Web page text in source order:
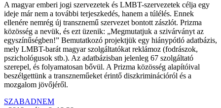
A magyar emberi jogi szervezetek és LMBT-szervezetek célja egy
ideje már nem a további terjeszkedés, hanem a túlélés. Ennek
ellenére nemrég új transznemű szervezet bontott zászlót. Prizma
közösség a nevük, és ezt üzenik: „Megmutatjuk a szivárványt az
egyszínűségben!” Bemutatkozó projektjük egy hiánypótló adatbázis,
mely LMBT-barát magyar szolgáltatókat reklámoz (fodrászok,
pszichológusok stb.). Az adatbázisban jelenleg 67 szolgáltató
szerepel, és folyamatosan bővül. A Prizma közösség alapítóival
beszélgettünk a transzneműeket érintő diszkriminációról és a
mozgalom jövőjéről.
SZABADNEM